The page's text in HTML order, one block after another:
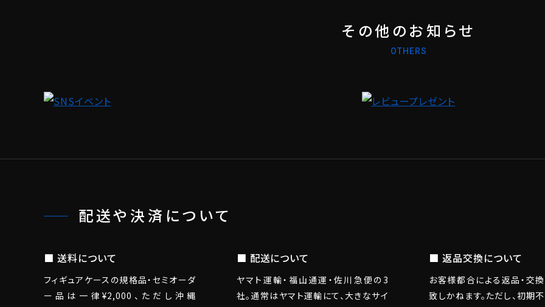
その他のお知らせ
OTHERS
配送や決済について
■ 送料について
フィギュアケースの規格品・セミオーダ
ー品は一律¥2,000、ただし沖縄
■ 配送について
ヤマト運輸・福山通運・佐川急便の3
社。通常はヤマト運輸にて、大きなサイ
■ 返品交換について
お客様都合による返品・交
致しかねます。ただし、初期